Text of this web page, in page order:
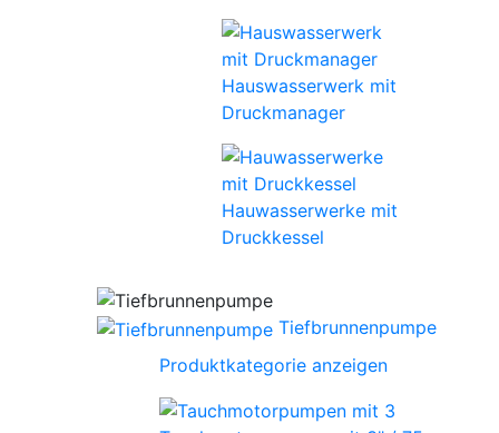
Hauswasserwerk mit
Druckmanager
Hauwasserwerke mit
Druckkessel
Tiefbrunnenpumpe
Produktkategorie anzeigen